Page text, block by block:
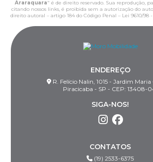
Araraquara" é de direito reservado. Sua reprodução,
citando nossos links, é proibida sem a autorização do
direito autoral – artigo 184 do Código Penal – Lei 9610/98
ENDEREÇO
R. Felício Nalin, 1015 - Jardim Maria
Piracicaba - SP - CEP: 13408-
SIGA-NOS!
CONTATOS
(19) 2533-6375